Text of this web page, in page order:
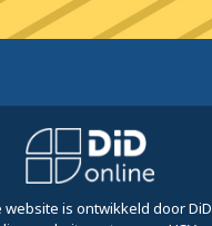
website is ontwikkeld door DiD